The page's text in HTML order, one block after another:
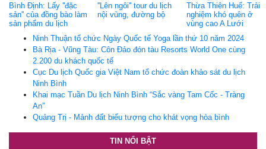
Bình Định: Lấy ''đặc
sản'' của đồng bào làm
sản phẩm du lịch
''Lên ngôi'' tour du lịch
nội vùng, đường bộ
Thừa Thiên Huế: Trải
nghiệm khó quên ở
vùng cao A Lưới
Ninh Thuận tổ chức Ngày Quốc tế Yoga lần thứ 10 năm 2024
Bà Rịa - Vũng Tàu: Côn Đảo đón tàu Resorts World One cùng
2.200 du khách quốc tế
Cục Du lịch Quốc gia Việt Nam tổ chức đoàn khảo sát du lịch
Ninh Bình
Khai mạc Tuần Du lịch Ninh Bình “Sắc vàng Tam Cốc - Tràng
An”
Quảng Trị - Mảnh đất biểu tượng cho khát vọng hòa bình
TIN NỔI BẬT